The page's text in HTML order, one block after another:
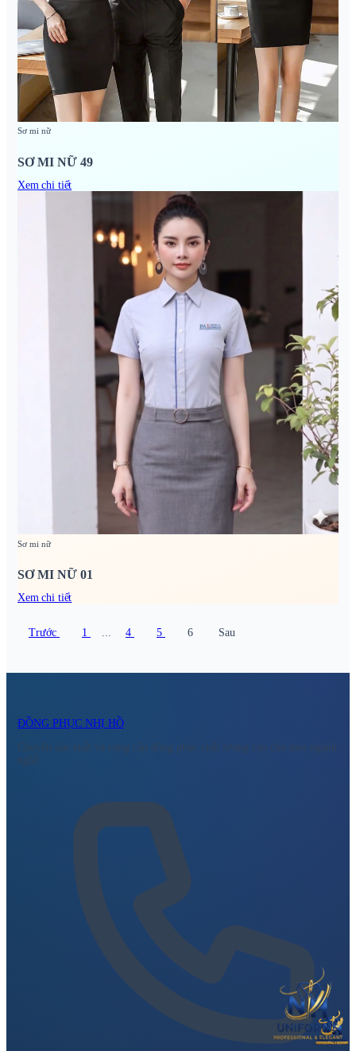
Sơ mi nữ
SƠ MI NỮ 49
Xem chi tiết
Sơ mi nữ
SƠ MI NỮ 01
Xem chi tiết
Trước 1 4 5 6 Sau
ĐỒNG PHỤC NHỊ HỒ
Chuyên sản xuất và cung cấp đồng phục chất lượng cao cho mọi ngành
nghề.